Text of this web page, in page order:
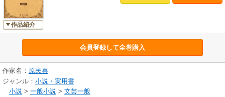
作品紹介
会員登録して全巻購入
作家名： 原民喜
ジャンル： 小説・実用書
小説 > 一般小説 > 文芸一般